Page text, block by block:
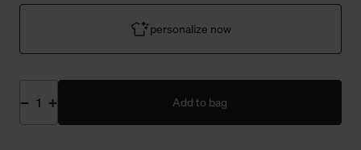
personalize now
Add to bag